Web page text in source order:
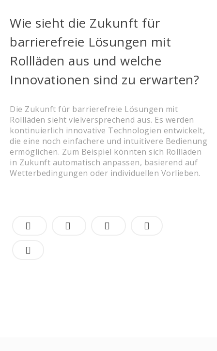
Wie sieht die Zukunft für
barrierefreie Lösungen mit
Rollläden aus und welche
Innovationen sind zu erwarten?
Die Zukunft für barrierefreie Lösungen mit
Rollläden sieht vielversprechend aus. Es werden
kontinuierlich innovative Technologien entwickelt,
die eine noch einfachere und intuitivere Bedienung
ermöglichen. Zum Beispiel könnten sich Rollläden
in Zukunft automatisch anpassen, basierend auf
Wetterbedingungen oder individuellen Vorlieben.